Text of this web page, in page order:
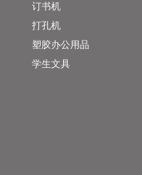
订书机
打孔机
塑胶办公用品
学生文具